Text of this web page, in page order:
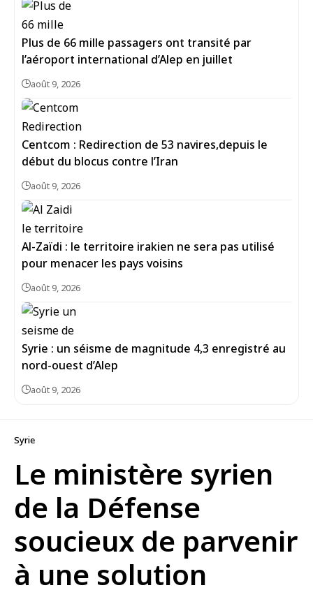
Plus de 66 mille passagers ont transité par
l’aéroport international d’Alep en juillet
août 9, 2026
Centcom : Redirection de 53 navires,depuis le
début du blocus contre l’Iran
août 9, 2026
Al-Zaïdi : le territoire irakien ne sera pas utilisé
pour menacer les pays voisins
août 9, 2026
Syrie : un séisme de magnitude 4,3 enregistré au
août 9, 2026
Syrie
Le ministère syrien
de la Défense
soucieux de parvenir
à une solution